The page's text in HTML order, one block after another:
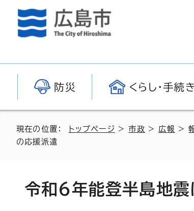
防災 くらし・手続き
現在の位置： トップページ >市政 > 広報 >
の応援派遣
令和6年能登半島地